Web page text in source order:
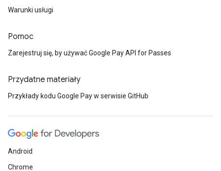
Warunki usługi
Pomoc
Zarejestruj się, by używać Google Pay API for Passes
Przydatne materiały
Przykłady kodu Google Pay w serwisie GitHub
Android
Chrome